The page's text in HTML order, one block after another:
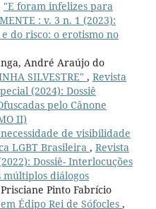
"E foram infelizes para
: v. 3 n. 1 (2023):
do risco: o erotismo no
André Araújo do
SILVESTRE" , Revista
(2024): Dossiê
pelo Cânone
II)
de visibilidade
LGBT Brasileira , Revista
Dossiê- Interlocuções
múltiplos diálogos
Pinto Fabrício
Édipo Rei de Sófocles ,